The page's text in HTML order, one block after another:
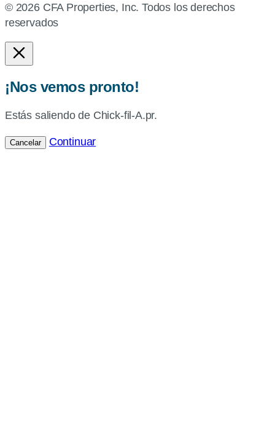
© 2026 CFA Properties, Inc. Todos los derechos
reservados
¡Nos vemos pronto!
Estás saliendo de Chick-fil-A.pr.
Cancelar Continuar